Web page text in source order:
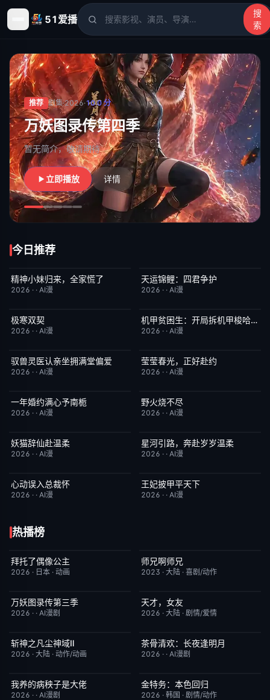
51爱播
搜
索
51爱播- 电影、电视剧、动漫、综艺、短剧高清在线观看
推荐 剧集·2026·10.0分
万妖图录传第四季
暂无简介，敬请期待
立即播放 详情
今日推荐
完结
精神小妹归来，全家慌了
2026 · · AI漫
完结
天运锦鲤：四君争护
2026 · · AI漫
完结
极寒双契
2026 · · AI漫
完结 1.0机甲贫困生：开局拆机甲梭哈成神
2026 · · AI漫
完结
驭兽灵医认亲坐拥满堂偏爱
2026 · · AI漫
完结
莹莹春光，正好赴约
2026 · · AI漫
完结
一年婚约满心予南栀
2026 · · AI漫
完结
野火烧不尽
2026 · · AI漫
完结
妖猫辞仙赴温柔
2026 · · AI漫
完结
星河引路，奔赴岁岁温柔
2026 · · AI漫
完结
心动误入总裁怀
2026 · · AI漫
完结
王妃披甲平天下
2026 · · AI漫
热播榜
更新至第19集
拜托了偶像公主
2026 · 日本 · 动画
更新至第153集
师兄啊师兄
2023 · 大陆 · 喜剧/动作
完结
万妖图录传第三季
2026 · · AI漫剧
更新至第20集
天才，女友
2026 · 大陆 · 剧情/爱情
更新至第09集
斩神之凡尘神域Ⅱ
2026 · 大陆 · 动作/动画
完结
茶骨清欢：长夜逢明月
2026 · · AI漫剧
完结
我养的病秧子是大佬
2026 · · AI漫剧
已完结
金特务：本色回归
2026 · 韩国 · 剧情/动作